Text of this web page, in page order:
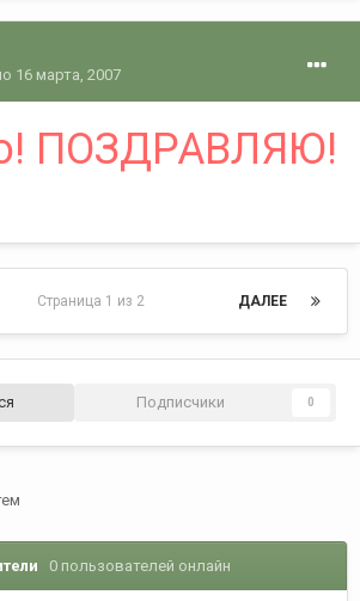
16 марта, 2007
ПОЗДРАВЛЯЮ!
ДАЛЕЕ
Страница 1 из 2
Подписчики 0
0 пользователей онлайн